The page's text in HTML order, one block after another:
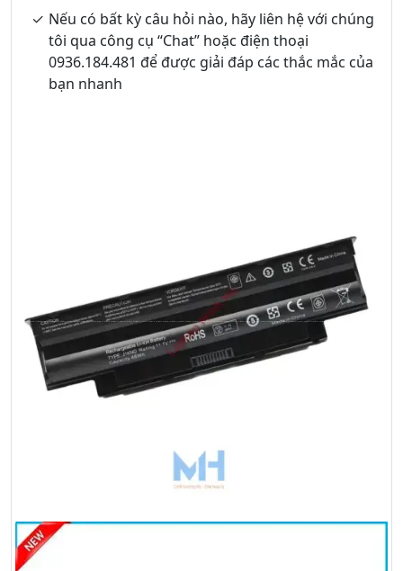
Nếu có bất kỳ câu hỏi nào, hãy liên hệ với chúng
tôi qua công cụ “Chat” hoặc điện thoại
0936.184.481 để được giải đáp các thắc mắc của
bạn nhanh